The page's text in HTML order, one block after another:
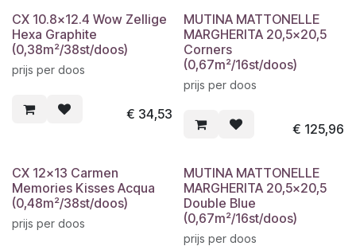
CX 10.8x12.4 Wow Zellige
Hexa Graphite
(0,38m²/38st/doos)
prijs per doos
€ 34,53
MUTINA MATTONELLE
MARGHERITA 20,5x20,5
Corners
(0,67m²/16st/doos)
prijs per doos
€ 125,96
CX 12x13 Carmen
Memories Kisses Acqua
(0,48m²/38st/doos)
prijs per doos
MUTINA MATTONELLE
MARGHERITA 20,5x20,5
Double Blue
(0,67m²/16st/doos)
prijs per doos